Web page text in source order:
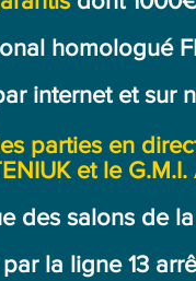
homologué
internet et sur
parties en
et le G.M.I.
des salons de
la ligne 13